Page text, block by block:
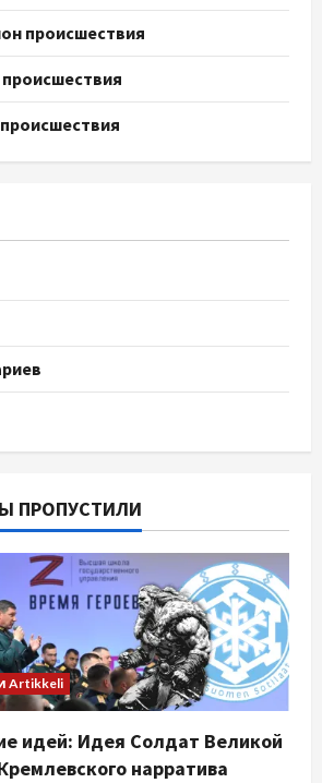
происшествия
ПРОПУСТИЛИ
Artikkeli
идей: Идея Солдат Великой
нарратива